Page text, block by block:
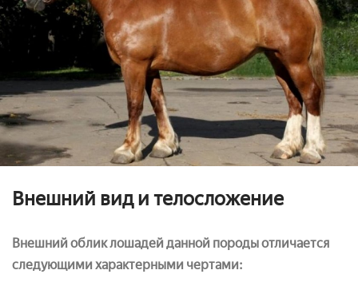
Внешний вид и телосложение
Внешний облик лошадей данной породы отличается
следующими характерными чертами: